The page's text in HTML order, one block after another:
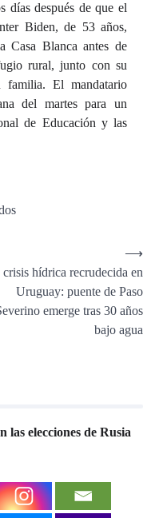
días después de que el
Biden, de 53 años,
Casa Blanca antes de
rural, junto con su
El mandatario
del martes para un
de Educación y las
hídrica recrudecida en
Uruguay: puente de Paso
emerge tras 30 años
bajo agua
⟶
elecciones de Rusia